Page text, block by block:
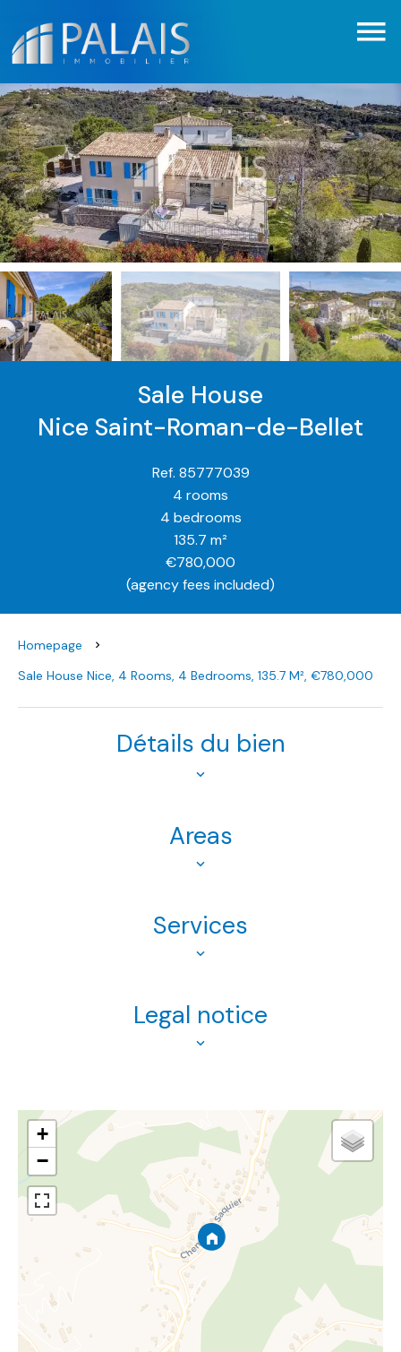
Sale House
Nice Saint-Roman-de-Bellet
Ref. 85777039
4 rooms
4 bedrooms
135.7 m²
€780,000
(agency fees included)
Homepage
Sale House Nice, 4 Rooms, 4 Bedrooms, 135.7 M², €780,000
Détails du bien
Areas
Services
Legal notice
+
−